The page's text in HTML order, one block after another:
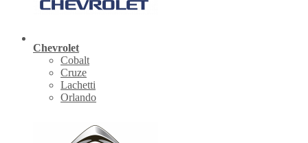
Chevrolet
Cobalt
Cruze
Lachetti
Orlando